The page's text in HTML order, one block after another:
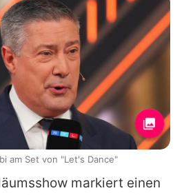
markiert einen
am Set von "Let's Dance"